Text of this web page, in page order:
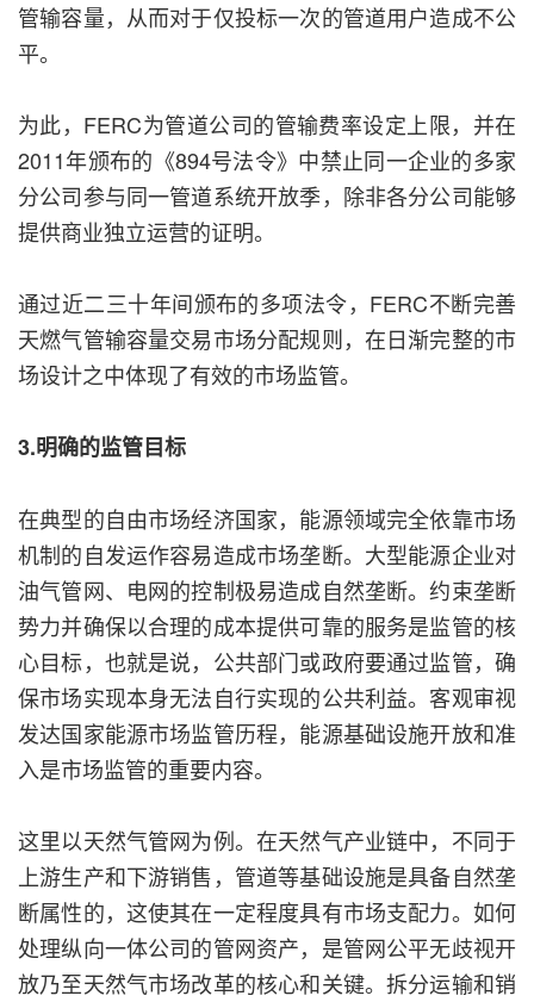
管输容量，从而对于仅投标一次的管道用户造成不公
平。
为此，FERC为管道公司的管输费率设定上限，并在
2011年颁布的《894号法令》中禁止同一企业的多家
分公司参与同一管道系统开放季，除非各分公司能够
提供商业独立运营的证明。
通过近二三十年间颁布的多项法令，FERC不断完善
天燃气管输容量交易市场分配规则，在日渐完整的市
场设计之中体现了有效的市场监管。
3.明确的监管目标
在典型的自由市场经济国家，能源领域完全依靠市场
机制的自发运作容易造成市场垄断。大型能源企业对
油气管网、电网的控制极易造成自然垄断。约束垄断
势力并确保以合理的成本提供可靠的服务是监管的核
心目标，也就是说，公共部门或政府要通过监管，确
保市场实现本身无法自行实现的公共利益。客观审视
发达国家能源市场监管历程，能源基础设施开放和准
入是市场监管的重要内容。
这里以天然气管网为例。在天然气产业链中，不同于
上游生产和下游销售，管道等基础设施是具备自然垄
断属性的，这使其在一定程度具有市场支配力。如何
处理纵向一体公司的管网资产，是管网公平无歧视开
放乃至天然气市场改革的核心和关键。拆分运输和销